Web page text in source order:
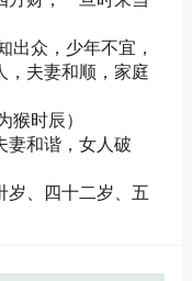
出众，少年不宜，
，夫妻和顺，家庭
时辰）
妻和谐，女人破
岁、四十二岁、五